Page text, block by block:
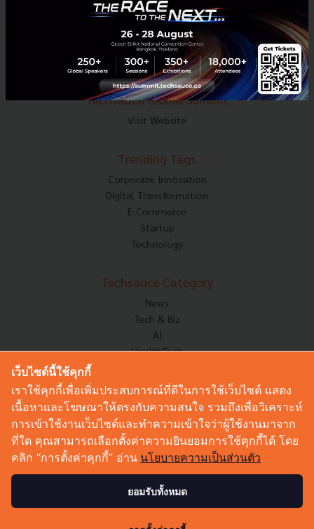
About Techsauce
Techsauce Services
Privacy Policy
ส่งบทความ
Techsauce Global Summit
Visit Website
Trending Tags
Corporate Innovation
Digital Transformation
E-Commerce
Startup
Technology
Techsauce Category
News
Tech & Biz
AI
HealthTech
Corp Innov
Saucy Thoughts
Sustainable
Videos
Podcast
เว็บไซต์นี้ใช้คุกกี้
เราใช้คุกกี้เพื่อเพิ่มประสบการณ์ที่ดีในการใช้เว็บไซต์ แสดง
เนื้อหาและโฆษณาให้ตรงกับความสนใจ รวมถึงเพื่อวิเคราะห์
การเข้าใช้งานเว็บไซต์และทำความเข้าใจว่าผู้ใช้งานมาจาก
ที่ใด คุณสามารถเลือกตั้งค่าความยินยอมการใช้คุกกี้ได้ โดย
คลิก “การตั้งค่าคุกกี้” อ่าน นโยบายความเป็นส่วนตัว
ยอมรับทั้งหมด